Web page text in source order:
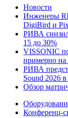
Новости
Инженеры
DigiBird и
РИВА
15 до 30%
VISSONIC
примерно на
РИВА
Sound 2026
Обзор
Конференц-